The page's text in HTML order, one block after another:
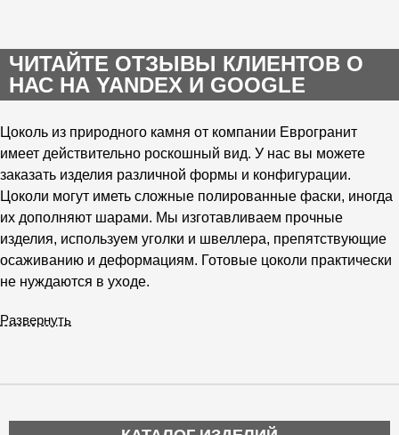
ЧИТАЙТЕ ОТЗЫВЫ КЛИЕНТОВ О
НАС НА YANDEX И GOOGLE
Цоколь из природного камня от компании Еврогранит
имеет действительно роскошный вид. У нас вы можете
заказать изделия различной формы и конфигурации.
Цоколи могут иметь сложные полированные фаски, иногда
их дополняют шарами. Мы изготавливаем прочные
изделия, используем уголки и швеллера, препятствующие
осаживанию и деформациям. Готовые цоколи практически
не нуждаются в уходе.
Развернуть